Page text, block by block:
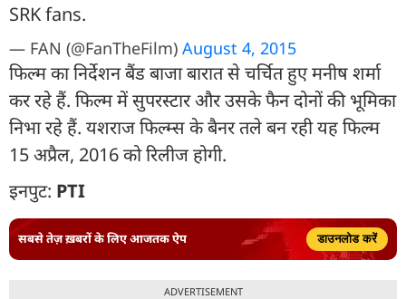
SRK fans.
— FAN (@FanTheFilm) August 4, 2015
फिल्म का निर्देशन बैंड बाजा बारात से चर्चित हुए मनीष शर्मा
कर रहे हैं. फिल्म में सुपरस्टार और उसके फैन दोनों की भूमिका
निभा रहे हैं. यशराज फिल्म्स के बैनर तले बन रही यह फिल्म
15 अप्रैल, 2016 को रिलीज होगी.
इनपुट: PTI
सबसे तेज़ ख़बरों के लिए आजतक ऐप डाउनलोड करें
ADVERTISEMENT